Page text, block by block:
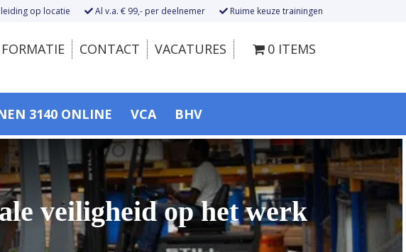
op locatie Al v.a. € 99,- per deelnemer Ruime keuze trainingen
CONTACT VACATURES 0 ITEMS
3140 ONLINE VCA BHV
veiligheid op het werk